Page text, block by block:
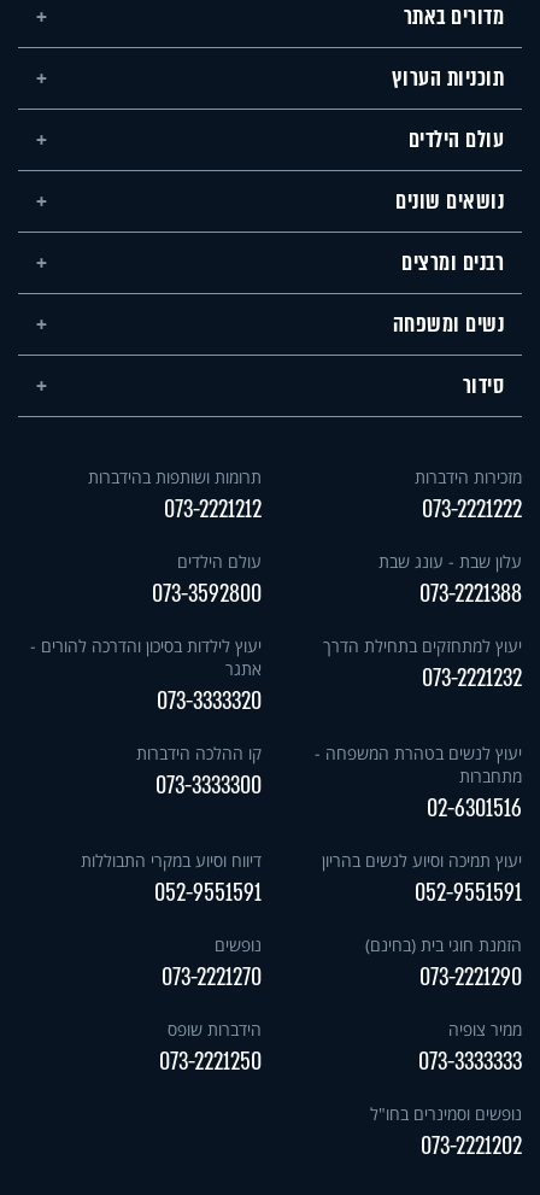
מדורים באתר
תוכניות הערוץ
עולם הילדים
נושאים שונים
רבנים ומרצים
נשים ומשפחה
סידור
מזכירות הידברות
073-2221222
תרומות ושותפות בהידברות
073-2221212
עלון שבת - עונג שבת
073-2221388
עולם הילדים
073-3592800
יעוץ למתחזקים בתחילת הדרך
073-2221232
יעוץ לילדות בסיכון והדרכה להורים -
אתגר
073-3333320
יעוץ לנשים בטהרת המשפחה -
מתחברות
02-6301516
קו ההלכה הידברות
073-3333300
יעוץ תמיכה וסיוע לנשים בהריון
052-9551591
דיווח וסיוע במקרי התבוללות
052-9551591
הזמנת חוגי בית (בחינם)
073-2221290
נופשים
073-2221270
ממיר צופיה
073-3333333
הידברות שופס
073-2221250
נופשים וסמינרים בחו"ל
073-2221202